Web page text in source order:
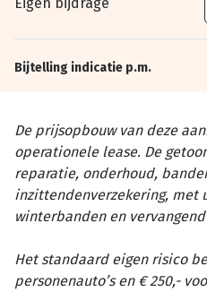
Bijtelling indicatie p.m.
De prijsopbouw van deze
operationele lease. De
reparatie, onderhoud,
inzittendenverzekering, met
winterbanden en
Het standaard eigen risico
personenauto’s en € 250,-